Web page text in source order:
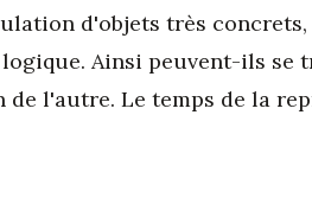
d'objets très
Ainsi peuvent-ils se
l'autre. Le temps de la